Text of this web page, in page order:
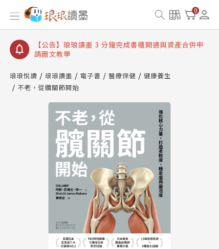
0
【公告】琅琅讀墨數位閱讀資產合併與書櫃開通申請
【公告】琅琅讀墨書櫃開通常見問題
【公告】琅琅讀墨 3 分鐘完成書櫃開通與資產合併申
請圖文教學
查詢
【公告】琅琅讀墨數位閱讀資產合併與書櫃開通申請
琅琅悅讀 琅琅讀墨 電子書 醫療保健
健康養生
不老，從髖關節開始